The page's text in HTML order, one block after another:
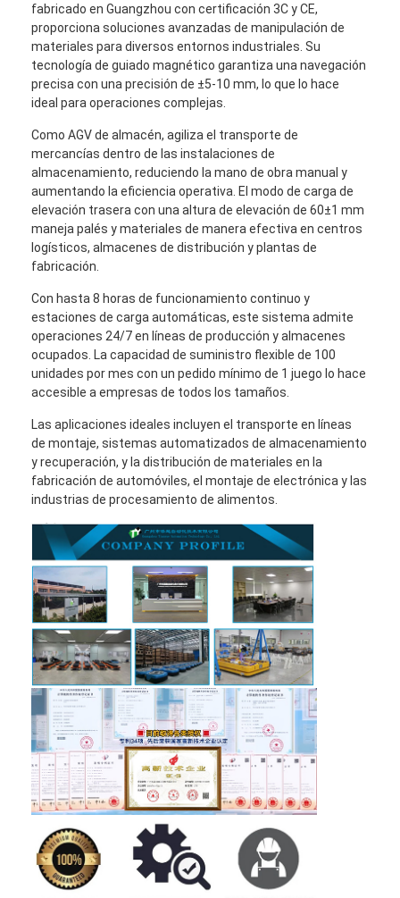
fabricado en Guangzhou con certificación 3C y CE,
proporciona soluciones avanzadas de manipulación de
materiales para diversos entornos industriales. Su
tecnología de guiado magnético garantiza una navegación
precisa con una precisión de ±5-10 mm, lo que lo hace
ideal para operaciones complejas.
Como AGV de almacén, agiliza el transporte de
mercancías dentro de las instalaciones de
almacenamiento, reduciendo la mano de obra manual y
aumentando la eficiencia operativa. El modo de carga de
elevación trasera con una altura de elevación de 60±1 mm
maneja palés y materiales de manera efectiva en centros
logísticos, almacenes de distribución y plantas de
fabricación.
Con hasta 8 horas de funcionamiento continuo y
estaciones de carga automáticas, este sistema admite
operaciones 24/7 en líneas de producción y almacenes
ocupados. La capacidad de suministro flexible de 100
unidades por mes con un pedido mínimo de 1 juego lo hace
accesible a empresas de todos los tamaños.
Las aplicaciones ideales incluyen el transporte en líneas
de montaje, sistemas automatizados de almacenamiento
y recuperación, y la distribución de materiales en la
fabricación de automóviles, el montaje de electrónica y las
industrias de procesamiento de alimentos.